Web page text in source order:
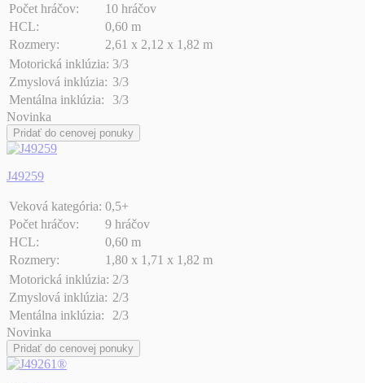
Počet hráčov:
10 hráčov
HCL:
0,60 m
Rozmery:
2,61 x 2,12 x 1,82 m
Motorická inklúzia: 3/3
Zmyslová inklúzia: 3/3
Mentálna inklúzia:
3/3
Novinka
Pridať do cenovej ponuky
J49259
Veková kategória: 0,5+
Počet hráčov:
9 hráčov
HCL:
0,60 m
Rozmery:
1,80 x 1,71 x 1,82 m
Motorická inklúzia: 2/3
Zmyslová inklúzia: 2/3
Mentálna inklúzia:
2/3
Novinka
Pridať do cenovej ponuky